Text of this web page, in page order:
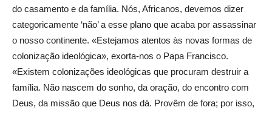
do casamento e da família. Nós, Africanos, devemos dizer
categoricamente ‘não’ a esse plano que acaba por assassinar
o nosso continente. «Estejamos atentos às novas formas de
colonização ideológica», exorta-nos o Papa Francisco.
«Existem colonizações ideológicas que procuram destruir a
família. Não nascem do sonho, da oração, do encontro com
Deus, da missão que Deus nos dá. Provêm de fora; por isso,